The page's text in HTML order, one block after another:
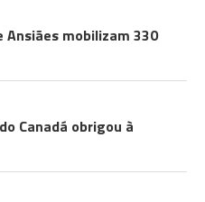
Ansiães mobilizam 330
Canadá obrigou à